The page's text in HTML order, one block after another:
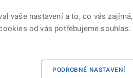
Prohlášení o přístupnosti |
vaše nastavení a to, co vás zajímá,
od vás potřebujeme souhlas.
PODROBNÉ NASTAVENÍ